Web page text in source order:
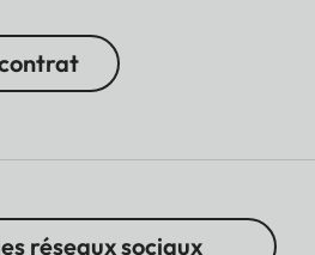
réseaux sociaux